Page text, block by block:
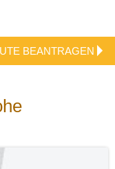
BEANTRAGEN